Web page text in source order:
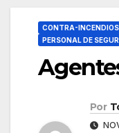
CONTRA-INCENDIOS
PERSONAL DE
Por